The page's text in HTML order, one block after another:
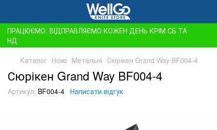
ПРАЦЮЄМО. ВІДПРАВЛЯЄМО КОЖЕН ДЕНЬ КРІМ СБ ТА
НД
Каталог Ножі Метальні Сюрікен Grand Way BF004-4
Сюрікен Grand Way BF004-4
Артикул: BF004-4 Написати відгук